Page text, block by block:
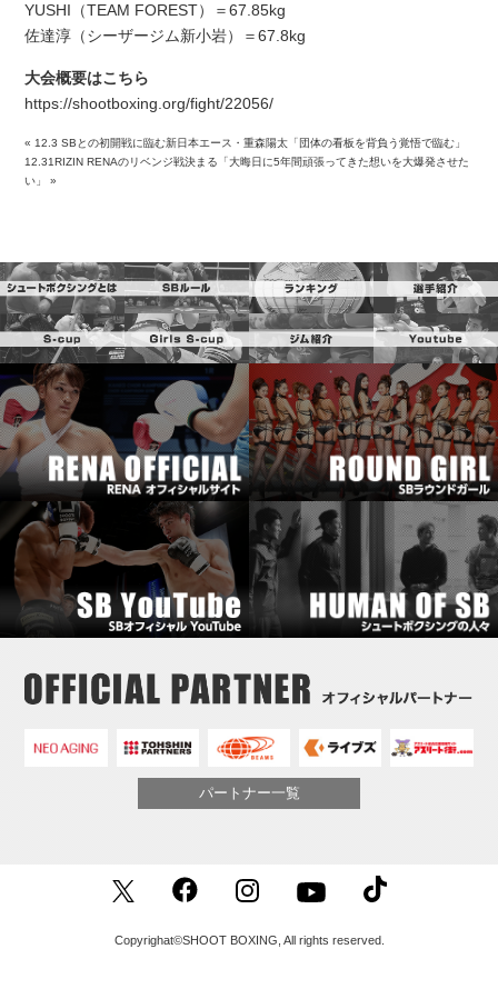
YUSHI（TEAM FOREST）＝67.85kg
佐達淳（シーザージム新小岩）＝67.8kg
大会概要はこちら
https://shootboxing.org/fight/22056/
« 12.3 SBとの初開戦に臨む新日本エース・重森陽太「団体の看板を背負う覚悟で臨む」
12.31RIZIN RENAのリベンジ戦決まる「大晦日に5年間頑張ってきた想いを大爆発させた
い」
»
パートナー一覧
Copyrighat©SHOOT BOXING, All rights reserved.